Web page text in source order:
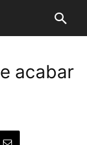
acabar